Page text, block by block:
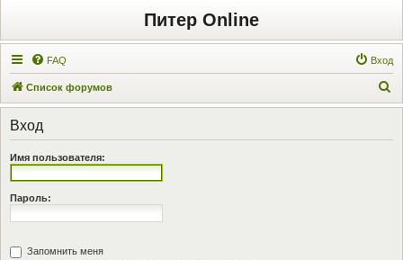
Питер Online
FAQ Вход
Список форумов
о
Вход
Имя пользователя:
Пароль:
Запомнить меня